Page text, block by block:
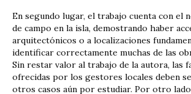
En segundo lugar, el trabajo cuenta con el
de campo en la isla, demostrando haber
arquitectónicos o a localizaciones
identificar correctamente muchas de las
Sin restar valor al trabajo de la autora, las
ofrecidas por los gestores locales deben
otros casos aún por estudiar. Por otro